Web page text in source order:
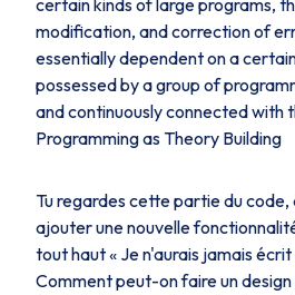
certain kinds of large programs,
modification, and correction of
essentially dependent on a
possessed by a group of
and continuously connected with
Programming as Theory Building
Tu regardes cette partie du code,
ajouter une nouvelle
tout haut « Je n'aurais jamais
Comment peut-on faire un design